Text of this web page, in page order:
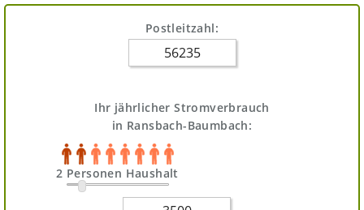
Postleitzahl:
Ihr jährlicher Stromverbrauch
in Ransbach-Baumbach:
2 Personen Haushalt